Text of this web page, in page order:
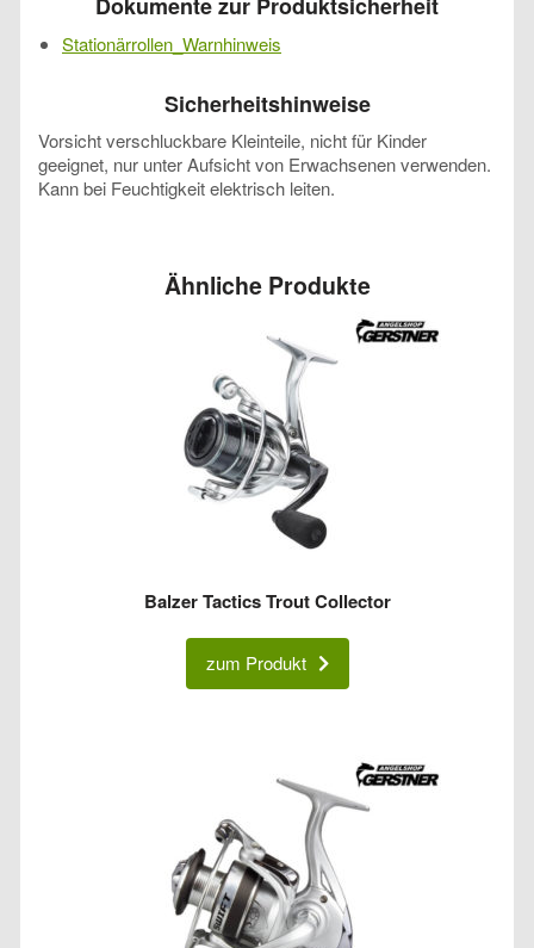
Dokumente zur Produktsicherheit
Stationärrollen_Warnhinweis
Sicherheitshinweise
Vorsicht verschluckbare Kleinteile, nicht für Kinder
geeignet, nur unter Aufsicht von Erwachsenen verwenden.
Kann bei Feuchtigkeit elektrisch leiten.
Ähnliche Produkte
Balzer Tactics Trout Collector
zum Produkt